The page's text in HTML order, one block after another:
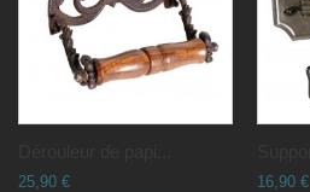
25,90 €
16,90 €